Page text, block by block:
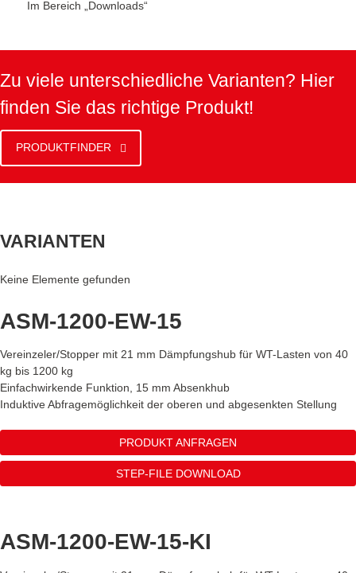
Im Bereich „Downloads“
Zu viele unterschiedliche Varianten? Hier
finden Sie das richtige Produkt!
PRODUKTFINDER
VARIANTEN
Keine Elemente gefunden
ASM-1200-EW-15
Vereinzeler/Stopper mit 21 mm Dämpfungshub für WT-Lasten von 40
kg bis 1200 kg
Einfachwirkende Funktion, 15 mm Absenkhub
Induktive Abfragemöglichkeit der oberen und abgesenkten Stellung
PRODUKT ANFRAGEN
STEP-FILE DOWNLOAD
ASM-1200-EW-15-KI